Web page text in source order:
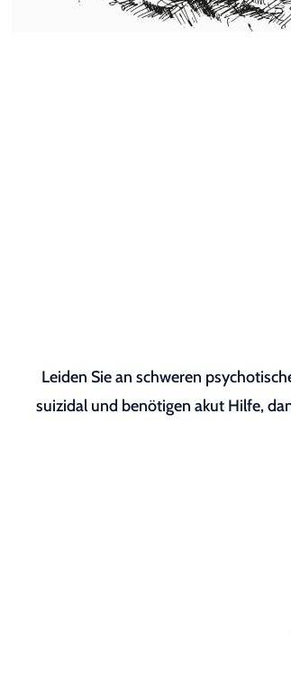
Leiden Sie an schweren
suizidal und benötigen akut Hilfe,